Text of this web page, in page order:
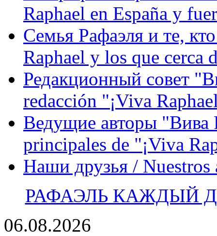
Raphael en España y
Семья Рафаэля и те,
Raphael y los que cerca
Редакционный совет
redacción "¡Viva
Ведущие авторы "Вива
principales de "¡Viva
Наши друзья / Nuestros
РАФАЭЛЬ КАЖДЫЙ
06.08.2026